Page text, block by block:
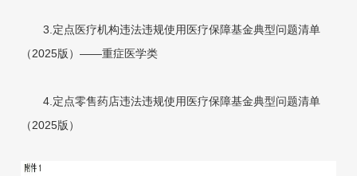
3.定点医疗机构违法违规使用医疗保障基金典型问题清单
（2025版）——重症医学类
4.定点零售药店违法违规使用医疗保障基金典型问题清单
（2025版）